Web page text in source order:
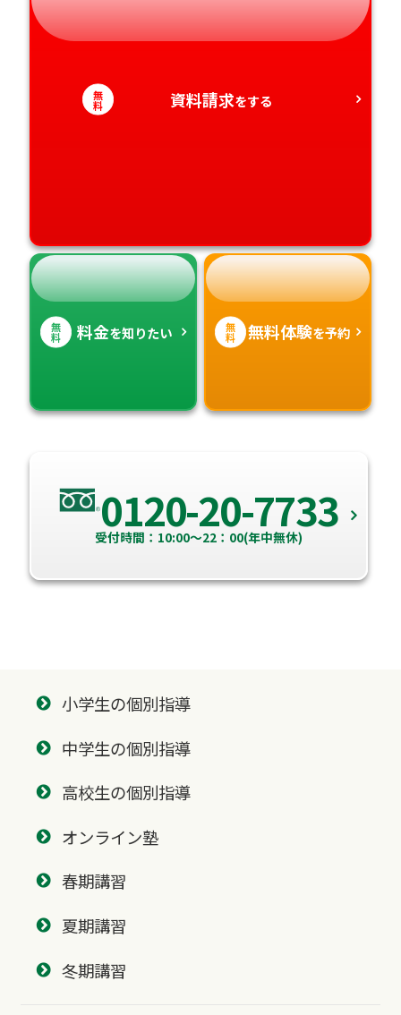
静岡県
和歌山県
徳島県
愛媛県
大分県
鹿児島県
無
料 資料請求をする
無
料 料金を知りたい 無
料 無料体験を予約
0120-20-7733
受付時間：10:00～22：00(年中無休)
小学生の個別指導
中学生の個別指導
高校生の個別指導
オンライン塾
春期講習
夏期講習
冬期講習